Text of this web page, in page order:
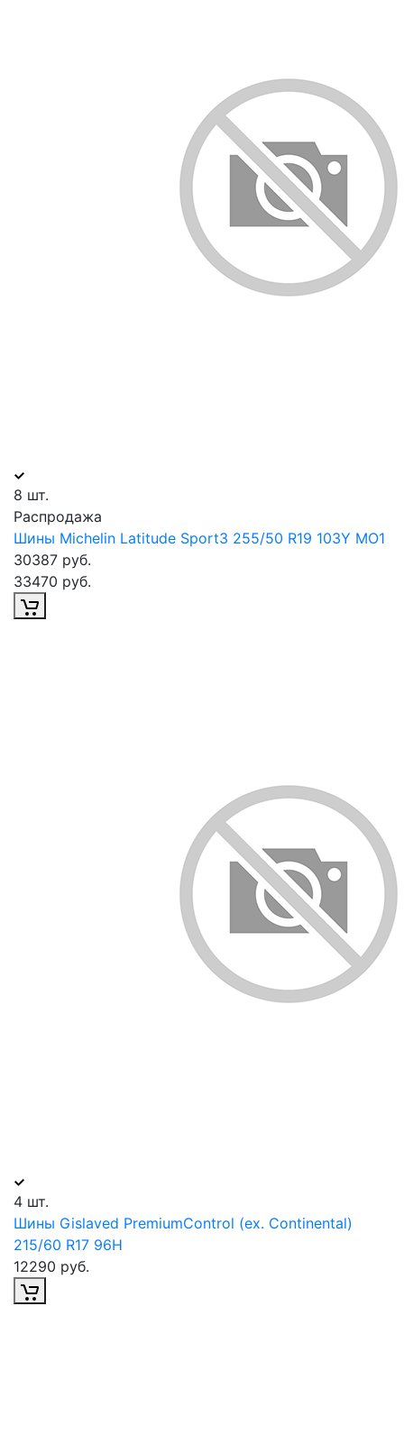
8 шт.
Распродажа
Шины Michelin Latitude Sport3 255/50 R19 103Y MO1
30387 руб.
33470 руб.
4 шт.
Шины Gislaved PremiumControl (ex. Continental)
215/60 R17 96H
12290 руб.